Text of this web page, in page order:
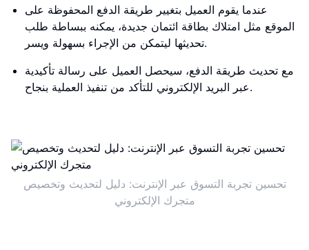
عندما يقوم العميل بتغيير طريقة الدفع المحفوظة على
الموقع مثل امتلاك بطاقة ائتمان جديدة، يمكنه ببساطة طلب
تحديثها ليتمكن من الإجراء بسهولة ويسر.
مع تحديث طريقة الدفع، سيحصل العميل على رسالة تأكيدية
عبر البريد الإلكتروني للتأكد من تنفيذ العملية بنجاح.
تحسين تجربة التسوق عبر الإنترنت: دليل لتحديث وتخصيص
متجرك الإلكتروني